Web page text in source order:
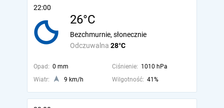
22:00
26°C
Odczuwalna 28°C
Bezchmurnie, słonecznie
Opad: 0 mm Ciśnienie: 1010 hPa
Wiatr:
9 km/h Wilgotność: 41%